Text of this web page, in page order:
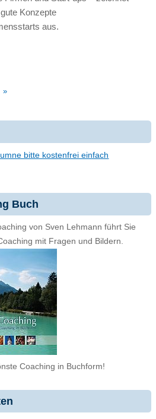
Konzepte
aus.
»
bitte kostenfrei einfach
Buch
von Sven Lehmann führt Sie
mit Fragen und Bildern.
Coaching in Buchform!